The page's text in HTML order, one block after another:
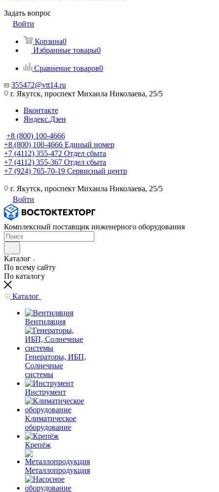
Задать вопрос
Войти
Корзина0
Избранные товары0
Сравнение товаров0
355472@vtt14.ru
г. Якутск, проспект Михаила Николаева, 25/5
Вконтакте
Яндекс.Дзен
+8 (800) 100-4666
+8 (800) 100-4666 Единый номер
+7 (4112) 355-472 Отдел сбыта
+7 (4112) 355-367 Отдел сбыта
+7 (924) 765-70-19 Сервисный центр
г. Якутск, проспект Михаила Николаева, 25/5
Войти
Комплексный поставщик инженерного оборудования
Каталог
По всему сайту
По каталогу
Каталог
Вентиляция
Генераторы, ИБП,
Солнечные
системы
Инструмент
Климатическое
оборудование
Крепёж
Металлопродукция